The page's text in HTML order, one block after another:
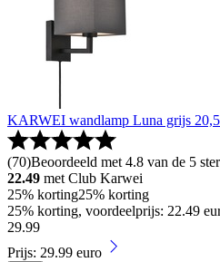
KARWEI wandlamp Luna grijs
(70)Beoordeeld met 4.8 van de 5
22.49 met Club Karwei
25% korting25% korting
25% korting, voordeelprijs: 22.49
29.99
Prijs: 29.99 euro